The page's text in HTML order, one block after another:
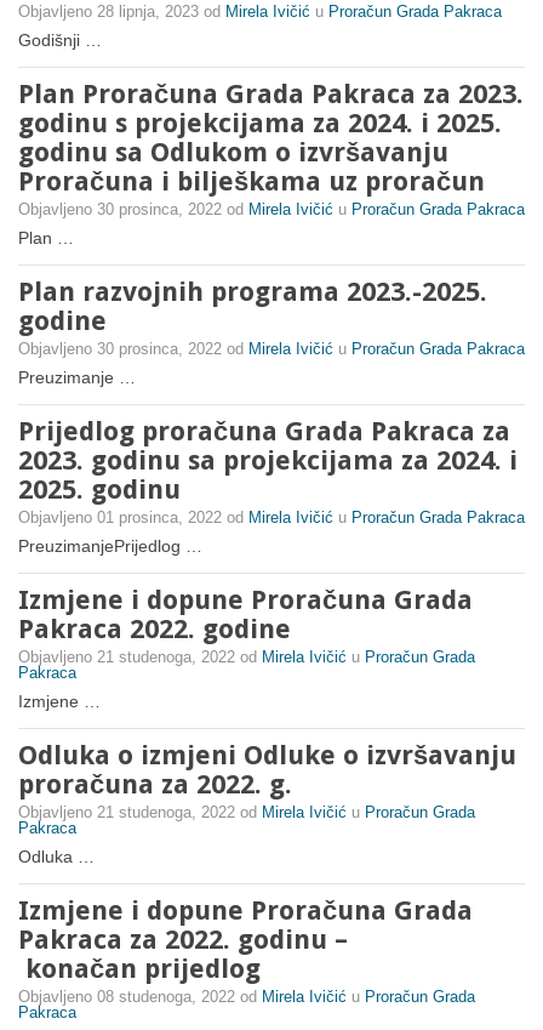
Objavljeno 28 lipnja, 2023 od Mirela Ivičić u Proračun Grada Pakraca
Godišnji …
Plan Proračuna Grada Pakraca za 2023.
godinu s projekcijama za 2024. i 2025.
godinu sa Odlukom o izvršavanju
Proračuna i bilješkama uz proračun
Objavljeno 30 prosinca, 2022 od Mirela Ivičić u Proračun Grada Pakraca
Plan …
Plan razvojnih programa 2023.-2025.
godine
Objavljeno 30 prosinca, 2022 od Mirela Ivičić u Proračun Grada Pakraca
Preuzimanje …
Prijedlog proračuna Grada Pakraca za
2023. godinu sa projekcijama za 2024. i
2025. godinu
Objavljeno 01 prosinca, 2022 od Mirela Ivičić u Proračun Grada Pakraca
PreuzimanjePrijedlog …
Izmjene i dopune Proračuna Grada
Pakraca 2022. godine
Objavljeno 21 studenoga, 2022 od Mirela Ivičić u Proračun Grada
Pakraca
Izmjene …
Odluka o izmjeni Odluke o izvršavanju
proračuna za 2022. g.
Objavljeno 21 studenoga, 2022 od Mirela Ivičić u Proračun Grada
Pakraca
Odluka …
Izmjene i dopune Proračuna Grada
Pakraca za 2022. godinu –
konačan prijedlog
Objavljeno 08 studenoga, 2022 od Mirela Ivičić u Proračun Grada
Pakraca